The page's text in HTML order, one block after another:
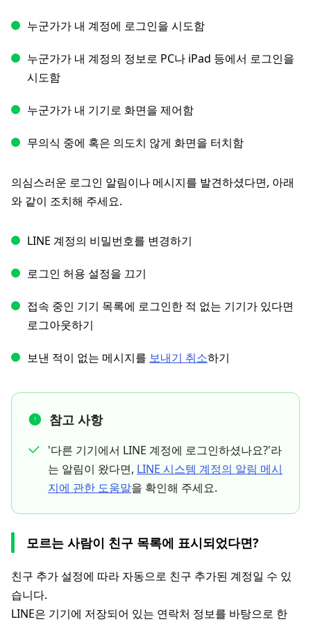
누군가가 내 계정에 로그인을 시도함
누군가가 내 계정의 정보로 PC나 iPad 등에서 로그인을
시도함
누군가가 내 기기로 화면을 제어함
무의식 중에 혹은 의도치 않게 화면을 터치함
의심스러운 로그인 알림이나 메시지를 발견하셨다면, 아래
와 같이 조치해 주세요.
LINE 계정의 비밀번호를 변경하기
로그인 허용 설정을 끄기
접속 중인 기기 목록에 로그인한 적 없는 기기가 있다면
로그아웃하기
보낸 적이 없는 메시지를 보내기 취소하기
참고 사항
'다른 기기에서 LINE 계정에 로그인하셨나요?'라
는 알림이 왔다면, LINE 시스템 계정의 알림 메시
지에 관한 도움말을 확인해 주세요.
모르는 사람이 친구 목록에 표시되었다면?
친구 추가 설정에 따라 자동으로 친구 추가된 계정일 수 있
습니다.
LINE은 기기에 저장되어 있는 연락처 정보를 바탕으로 한